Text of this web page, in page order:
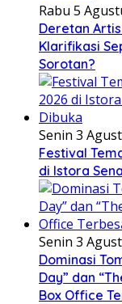
Rabu 5
Deretan
Klarifikasi
Sorotan?
Senin 3
Festival
di Istora
Senin 3
Dominasi
Day” dan
Box Office